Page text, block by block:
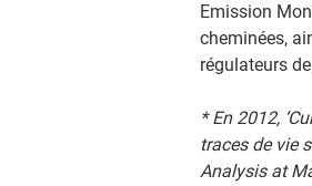
Emission
cheminées,
régulateurs
* En 2012,
traces de vie
Analysis at